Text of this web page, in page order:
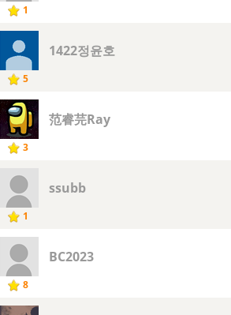
1
5
1422정윤호
3
范睿芫Ray
1
ssubb
8
BC2023